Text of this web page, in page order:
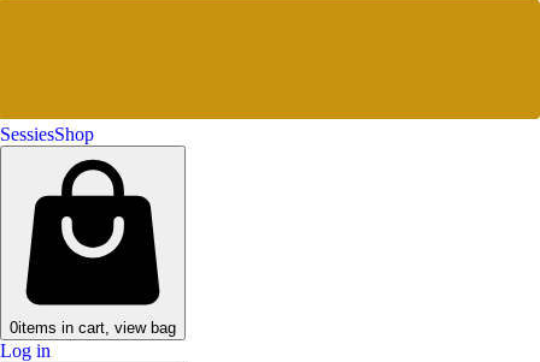
SessiesShop
0items in cart, view bag
Log in